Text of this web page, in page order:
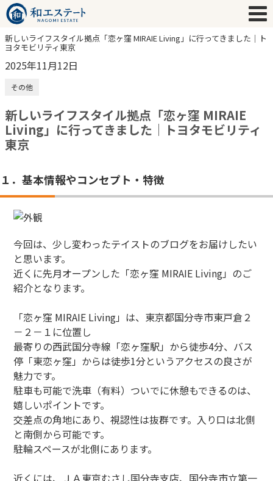
新しいライフスタイル拠点「恋ヶ窪 MIRAIE Living」に行ってきました｜ト
ヨタモビリティ東京
2025年11月12日
その他
新しいライフスタイル拠点「恋ヶ窪 MIRAIE
Living」に行ってきました｜トヨタモビリティ
東京
１．基本情報やコンセプト・特徴
今回は、少し変わったテイストのブログをお届けしたい
と思います。
近くに先月オープンした「恋ヶ窪 MIRAIE Living」のご
紹介となります。
「恋ヶ窪 MIRAIE Living」は、東京都国分寺市東戸倉２
－２－１に位置し
最寄りの西武国分寺線「恋ヶ窪駅」から徒歩4分、バス
停「東恋ヶ窪」からは徒歩1分というアクセスの良さが
魅力です。
駐車も可能で洗車（有料）ついでに休憩もできるのは、
嬉しいポイントです。
交差点の角地にあり、視認性は抜群です。入り口は北側
と南側から可能です。
駐輪スペースが北側にあります。
近くには、ＪＡ東京むさし国分寺支店、国分寺市立第一